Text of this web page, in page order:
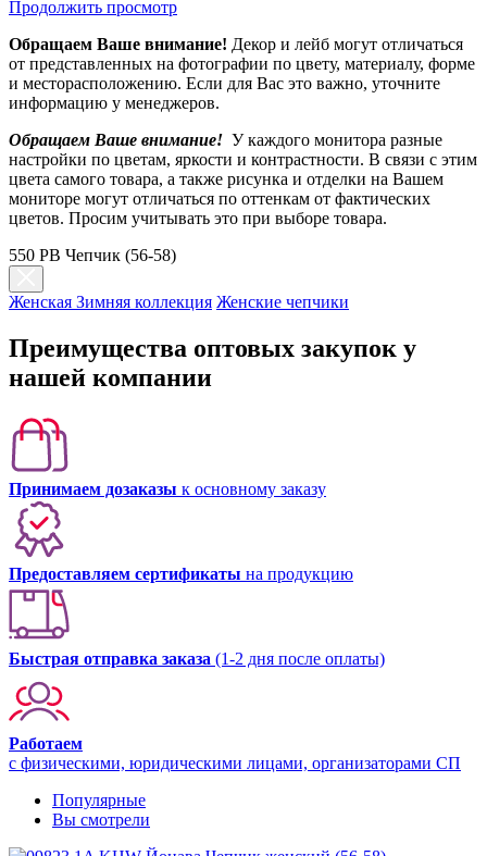
Продолжить просмотр
Обращаем Ваше внимание! Декор и лейб могут отличаться
от представленных на фотографии по цвету, материалу, форме
и месторасположению. Если для Вас это важно, уточните
информацию у менеджеров.
Обращаем Ваше внимание! У каждого монитора разные
настройки по цветам, яркости и контрастности. В связи с этим
цвета самого товара, а также рисунка и отделки на Вашем
мониторе могут отличаться по оттенкам от фактических
цветов. Просим учитывать это при выборе товара.
550 PB Чепчик (56-58)
Женская Зимняя коллекция Женские чепчики
Преимущества оптовых закупок у
нашей компании
Принимаем дозаказы к основному заказу
Предоставляем сертификаты на продукцию
Быстрая отправка заказа (1-2 дня после оплаты)
Работаем
с физическими, юридическими лицами, организаторами СП
Популярные
Вы смотрели